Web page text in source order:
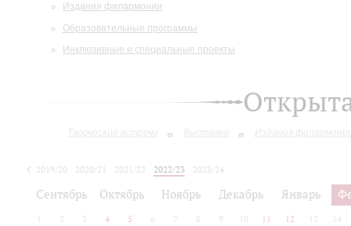
Издания филармонии
Образовательные программы
Инклюзивные и специальные проекты
Творческие встречи Выставки Издания
2019/20 2020/21 2021/22 2022/23
2023/24
Сентябрь Октябрь Ноябрь Декабрь Январь
2 3 4 5 6 7 8 9 10 11 12 13 14